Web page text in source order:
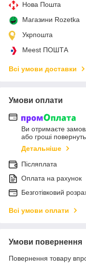
Нова Пошта
Магазини Rozetka
Укрпошта
Meest ПОШТА
Всі умови доставки
Умови оплати
Ви отримаєте
або гроші
Детальніше
Післяплата
Оплата на рахунок
Безготівковий
Всі умови оплати
Умови повернення
Повернення товару